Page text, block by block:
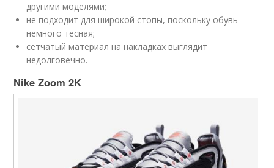
другими моделями;
не подходит для широкой стопы, поскольку обувь
немного тесная;
сетчатый материал на накладках выглядит
недолговечно.
Nike Zoom 2K